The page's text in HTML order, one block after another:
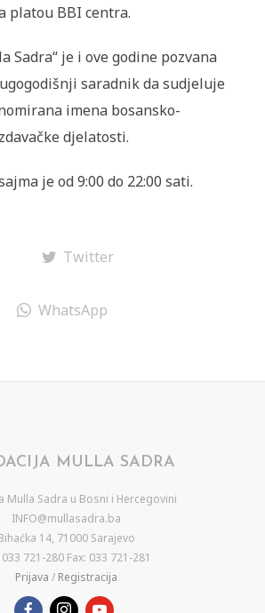
platou BBI centra.
Sadra“ je i ove godine pozvana
saradnik da sudjeluje
imena bosansko-
djelatosti.
je od 9:00 do 22:00 sati.
Twitter
WhatsApp
MULLA SADRA
Mulla Sadra u Bosni i Hercegovini
INFO@mullasadra.ba
14, 71000 Sarajevo
033 721-280 Fax: 033 721-281
Prijava / Registracija